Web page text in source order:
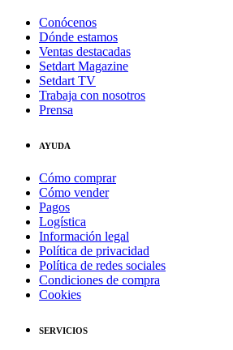
Conócenos
Dónde estamos
Ventas destacadas
Setdart Magazine
Setdart TV
Trabaja con nosotros
Prensa
AYUDA
Cómo comprar
Cómo vender
Pagos
Logística
Información legal
Política de privacidad
Política de redes sociales
Condiciones de compra
Cookies
SERVICIOS